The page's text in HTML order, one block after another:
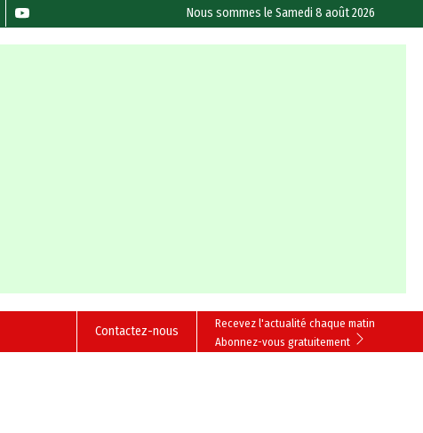
Nous sommes leSamedi 8 août 2026
Recevez l'actualité chaque matin
Abonnez-vous gratuitement
Contactez-nous